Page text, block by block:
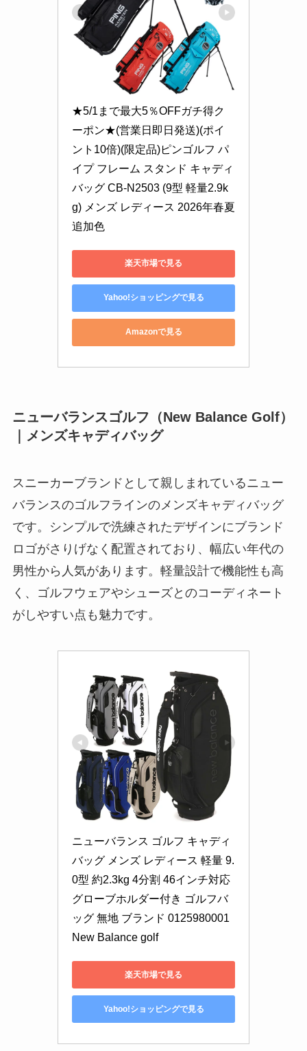
★5/1まで最大5％OFFガチ得ク
ーポン★(営業日即日発送)(ポイ
ント10倍)(限定品)ピンゴルフ パ
イプ フレーム スタンド キャディ
バッグ CB-N2503 (9型 軽量2.9k
g) メンズ レディース 2026年春夏
追加色
楽天市場で見る
Yahoo!ショッピングで見る
Amazonで見る
ニューバランスゴルフ（New Balance Golf）
｜メンズキャディバッグ
スニーカーブランドとして親しまれているニュー
バランスのゴルフラインのメンズキャディバッグ
です。シンプルで洗練されたデザインにブランド
ロゴがさりげなく配置されており、幅広い年代の
男性から人気があります。軽量設計で機能性も高
く、ゴルフウェアやシューズとのコーディネート
がしやすい点も魅力です。
ニューバランス ゴルフ キャディ
バッグ メンズ レディース 軽量 9.
0型 約2.3kg 4分割 46インチ対応
グローブホルダー付き ゴルフバ
ッグ 無地 ブランド 0125980001
New Balance golf
楽天市場で見る
Yahoo!ショッピングで見る